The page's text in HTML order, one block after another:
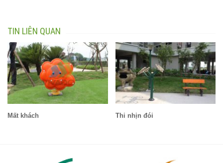
TIN LIÊN QUAN
Mất khách Thi nhịn đói